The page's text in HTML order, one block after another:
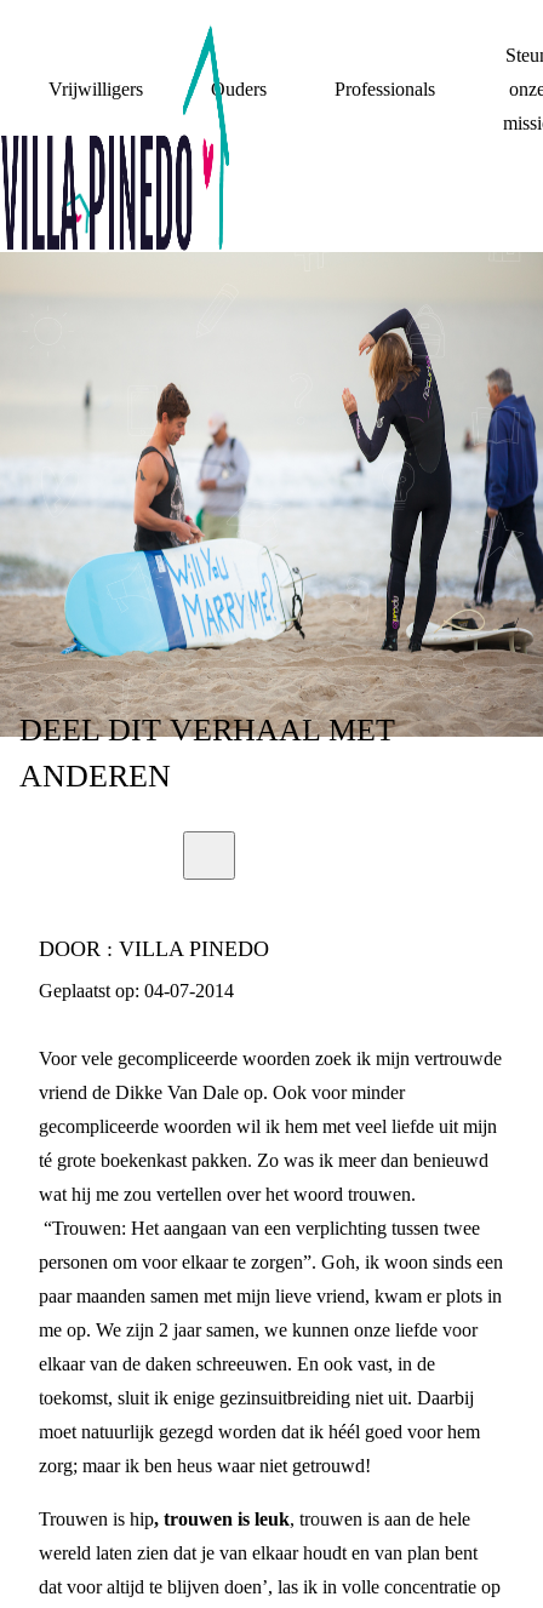
Vrijwilligers Ouders Professionals
TROUWEN
DEELDIT VERHAALMET
ANDEREN
DOOR : VILLA PINEDO
Geplaatst op: 04-07-2014
Voor vele gecompliceerde woorden zoek ik mijn vertrouwde
vriend de Dikke Van Dale op. Ook voor minder
gecompliceerde woorden wil ik hem met veel liefde uit mijn
té grote boekenkast pakken. Zo was ik meer dan benieuwd
wat hij me zou vertellen over het woord trouwen.
“Trouwen: Het aangaan van een verplichting tussen twee
personen om voor elkaar te zorgen”. Goh, ik woon sinds een
paar maanden samen met mijn lieve vriend, kwam er plots in
me op. We zijn 2 jaar samen, we kunnen onze liefde voor
elkaar van de daken schreeuwen. En ook vast, in de
toekomst, sluit ik enige gezinsuitbreiding niet uit. Daarbij
moet natuurlijk gezegd worden dat ik héél goed voor hem
zorg; maar ik ben heus waar niet getrouwd!
Trouwen is hip, trouwen is leuk, trouwen is aan de hele
wereld laten zien dat je van elkaar houdt en van plan bent
dat voor altijd te blijven doen’, las ik in volle concentratie op